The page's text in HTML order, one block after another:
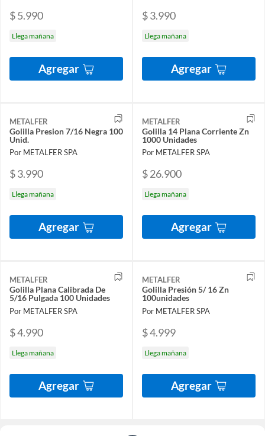
$ 5.990
Llega mañana
Agregar
$ 3.990
Llega mañana
Agregar
METALFER
Golilla Presion 7/16 Negra 100
Unid.
Por METALFER SPA
$ 3.990
Llega mañana
Agregar
METALFER
Golilla 14 Plana Corriente Zn
1000 Unidades
Por METALFER SPA
$ 26.900
Llega mañana
Agregar
METALFER
Golilla Plana Calibrada De
5/16 Pulgada 100 Unidades
Por METALFER SPA
$ 4.990
Llega mañana
Agregar
METALFER
Golilla Presión 5/ 16 Zn
100unidades
Por METALFER SPA
$ 4.999
Llega mañana
Agregar